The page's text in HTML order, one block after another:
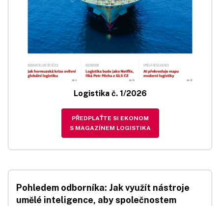
Logistika č. 1/2026
PŘEDPLAŤTE SI EKONOM
S MAGAZÍNEM LOGISTIKA
Pohledem odborníka: Jak využít nástroje
umělé inteligence, aby společnostem